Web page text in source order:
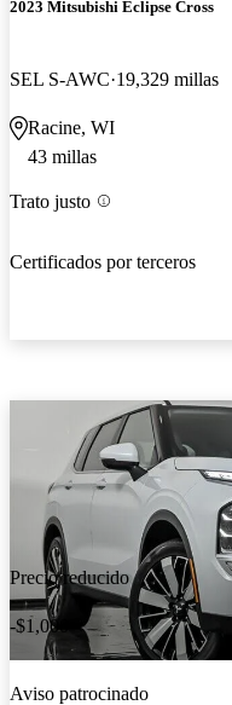
2023 Mitsubishi Eclipse Cross
SEL S-AWC 19,329 millas
Racine, WI
43 millas
Trato justo
Certificados por terceros
Precio reducido
-$1,000
Aviso patrocinado